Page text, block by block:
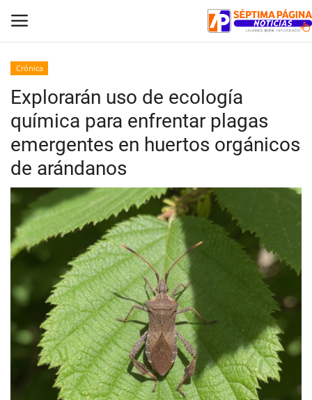
Inicio
Crónica
Policial
Tribunales
Deporte
Espectáculos
Crónica
Explorarán uso de ecología
química para enfrentar plagas
emergentes en huertos orgánicos
de arándanos